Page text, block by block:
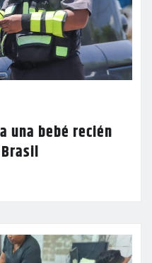
una bebé recién